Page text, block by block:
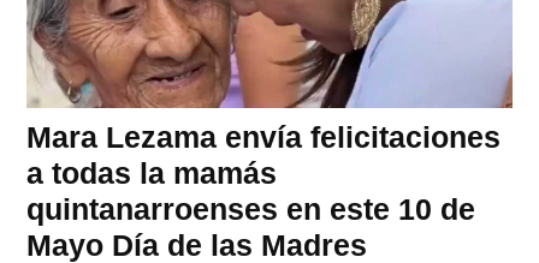
Mara Lezama envía felicitaciones
a todas la mamás
quintanarroenses en este 10 de
Mayo Día de las Madres